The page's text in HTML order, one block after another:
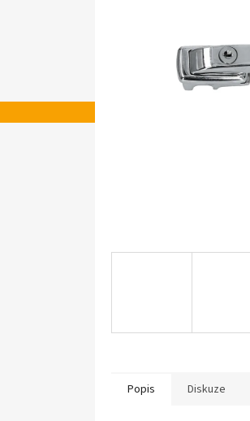
Popis Diskuze